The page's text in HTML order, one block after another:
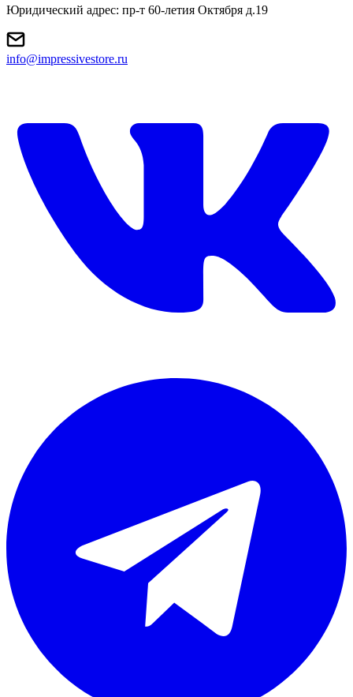
Юридический адрес: пр-т 60-летия Октября д.19
info@impressivestore.ru